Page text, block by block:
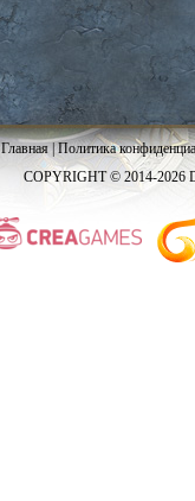
Главная|Политика
COPYRIGHT © 2014-2026